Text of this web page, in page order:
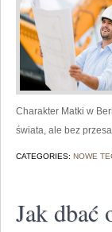
Charakter Matki w
świata, ale bez
CATEGORIES: NOWE
Jak dbać